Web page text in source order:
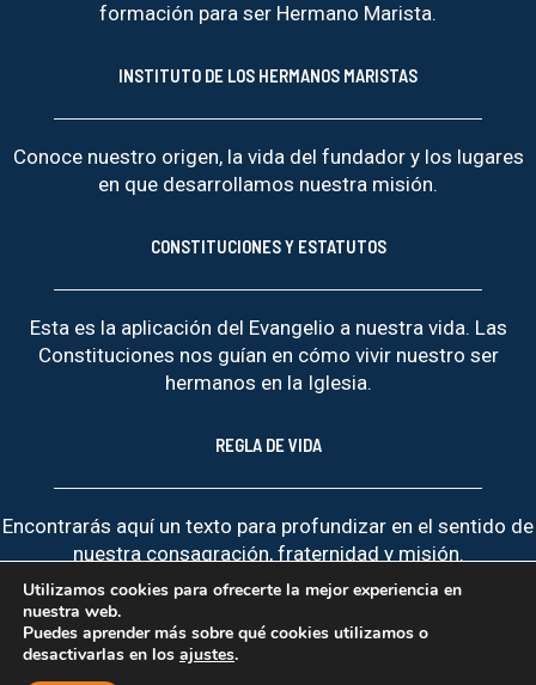
formación para ser Hermano Marista.
INSTITUTO DE LOS HERMANOS MARISTAS
Conoce nuestro origen, la vida del fundador y los lugares
en que desarrollamos nuestra misión.
CONSTITUCIONES Y ESTATUTOS
Esta es la aplicación del Evangelio a nuestra vida. Las
Constituciones nos guían en cómo vivir nuestro ser
hermanos en la Iglesia.
REGLA DE VIDA
Encontrarás aquí un texto para profundizar en el sentido de
nuestra consagración, fraternidad y misión.
Utilizamos cookies para ofrecerte la mejor experiencia en
nuestra web.
Puedes aprender más sobre qué cookies utilizamos o
desactivarlas en los ajustes.